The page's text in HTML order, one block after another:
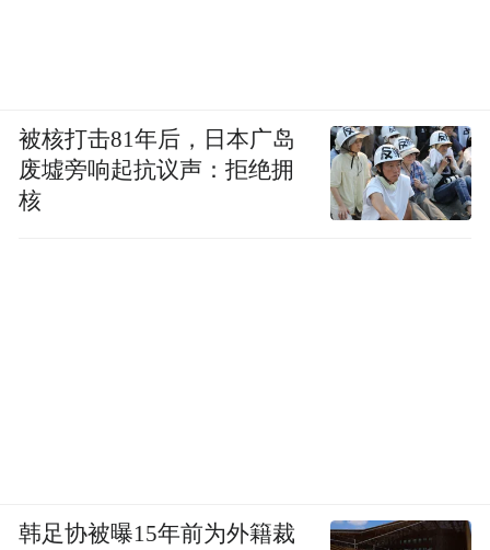
被核打击81年后，日本广岛
废墟旁响起抗议声：拒绝拥
核
韩足协被曝15年前为外籍裁